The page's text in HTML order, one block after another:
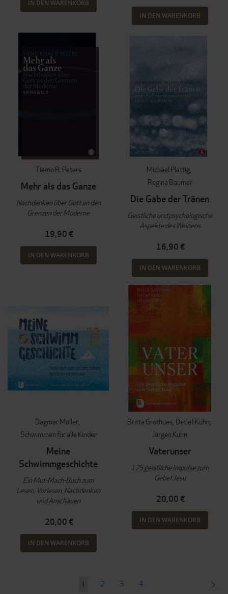
IN DEN WARENKORB
IN DEN WARENKORB
Tiemo R. Peters
Mehr als das Ganze
Nachdenken über Gott an den
Grenzen der Moderne
19,90 €
IN DEN WARENKORB
Michael Plattig
Regina Bäumer
Die Gabe der Tränen
Geistliche und psychologische
Aspekte des Weinens
16,90 €
IN DEN WARENKORB
Dagmar Müller
Schwimmen für alle Kinder
Meine
Schwimmgeschichte
Ein Mut-Mach-Buch zum
Lesen, Vorlesen, Nachdenken
und Anschauen
20,00 €
IN DEN WARENKORB
Britta Grothues Detlef Kuhn
Jürgen Kuhn
Vaterunser
125 geistliche Impulse zum
Gebet Jesu
20,00 €
IN DEN WARENKORB
Seite
Sie
1 Seite
2 Seite
3 Seite
4